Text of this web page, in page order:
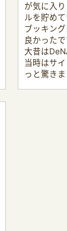
が気に入
ルを貯め
ブッキン
良かったで
大昔は
当時はサ
っと驚き